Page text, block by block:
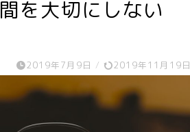
を大切にしない
2019年7月9日 / 2019年11月19日